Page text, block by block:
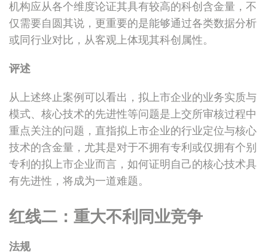
机构应从各个维度论证其具有较高的科创含金量，不
仅需要自圆其说，更重要的是能够通过各类数据分析
或同行业对比，从客观上体现其科创属性。
评述
从上述终止案例可以看出，拟上市企业的业务实质与
模式、核心技术的先进性等问题是上交所审核过程中
重点关注的问题，直指拟上市企业的行业定位与核心
技术的含金量，尤其是对于不拥有专利或仅拥有个别
专利的拟上市企业而言，如何证明自己的核心技术具
有先进性，将成为一道难题。
红线二：重大不利同业竞争
法规